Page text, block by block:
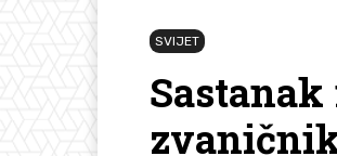
SVIJET